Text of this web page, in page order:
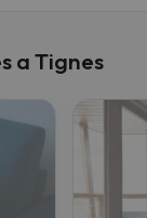
a Tignes